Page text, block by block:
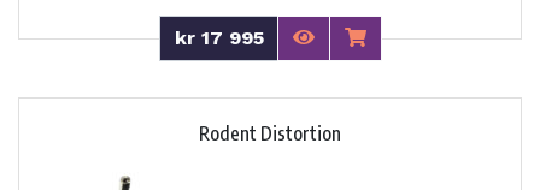
kr 17 995
Rodent Distortion